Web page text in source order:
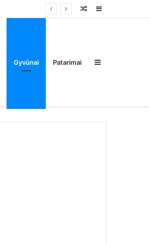
Sidebar
Random
Gyvūnai Patarimai Sidebar